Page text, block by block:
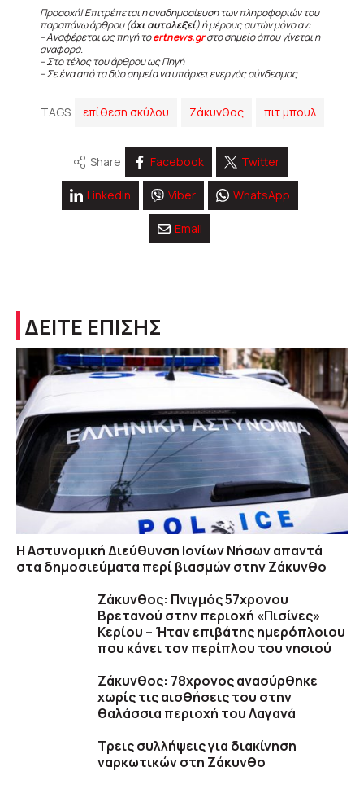
Προσοχή! Επιτρέπεται η αναδημοσίευση των πληροφοριών του
παραπάνω άρθρου (όχι αυτολεξεί) ή μέρους αυτών μόνο αν:
– Αναφέρεται ως πηγή τοertnews.grστο σημείο όπου γίνεται η
αναφορά.
– Στο τέλος του άρθρου ως Πηγή
– Σε ένα από τα δύο σημεία να υπάρχει ενεργός σύνδεσμος
TAGS επίθεση σκύλου Ζάκυνθος πιτ μπουλ
Share Facebook Twitter
Linkedin Viber WhatsApp
Email
ΔΕΙΤΕ ΕΠΙΣΗΣ
Η Αστυνομική Διεύθυνση Ιονίων Νήσων απαντά
στα δημοσιεύματα περί βιασμών στην Ζάκυνθο
Ζάκυνθος: Πνιγμός 57χρονου
Βρετανού στην περιοχή «Πισίνες»
Κερίου – Ήταν επιβάτης ημερόπλοιου
που κάνει τον περίπλου του νησιού
Ζάκυνθος: 78χρονος ανασύρθηκε
χωρίς τις αισθήσεις του στην
θαλάσσια περιοχή του Λαγανά
Τρεις συλλήψεις για διακίνηση
ναρκωτικών στη Ζάκυνθο